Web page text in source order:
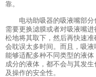
靠。
电动助吸器的吸液嘴部分
需要更换滤膜或者对吸液嘴
松地将其取下，然后再快速
会耽误太多时间。而且，吸
能够适配多种不同类型的液
成分的液体，都不会与其发
及操作的安全性。